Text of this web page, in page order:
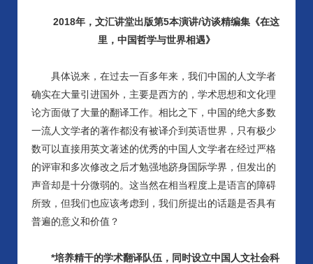
2018年，文汇讲堂出版第5本演讲/访谈精编集《在这
里，中国哲学与世界相遇》
具体说来，在过去一百多年来，我们中国的人文学者
确实在大量引进国外，主要是西方的，学术思想和文化理
论方面做了大量的翻译工作。相比之下，中国的绝大多数
一流人文学者的著作都没有被译介到英语世界，只有极少
数可以直接用英文著述的优秀的中国人文学者在经过严格
的评审和多次修改之后才勉强地跻身国际学界，但发出的
声音却是十分微弱的。这当然在相当程度上是语言的障碍
所致，但我们也应该考虑到，我们所提出的话题是否具有
普遍的意义和价值？
*培养精干的学术翻译队伍，同时设立中国人文社会科